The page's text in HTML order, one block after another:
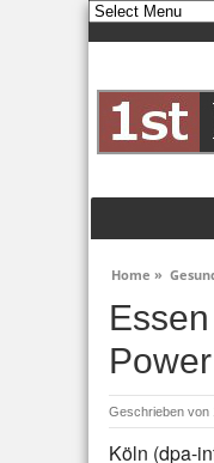
Home »
Power
Geschrieben von
Köln (dpa-